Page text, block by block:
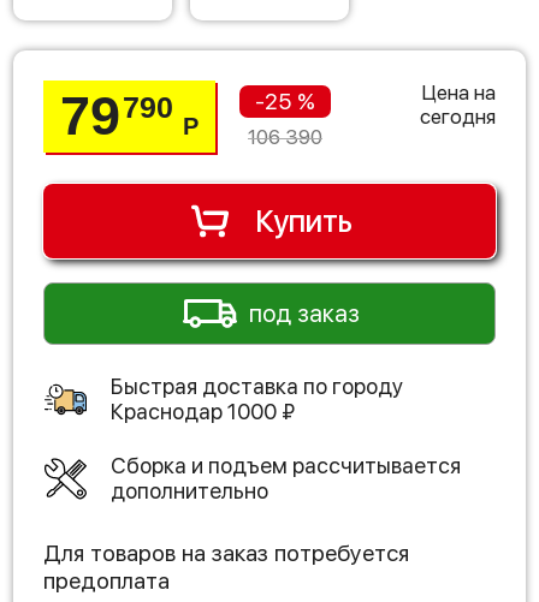
79790
Р
-25 %
106 390
Цена на
сегодня
Купить
под заказ
Быстрая доставка по городу
Краснодар1000 ₽
Сборка и подъем рассчитывается
дополнительно
Для товаров на заказ потребуется
предоплата